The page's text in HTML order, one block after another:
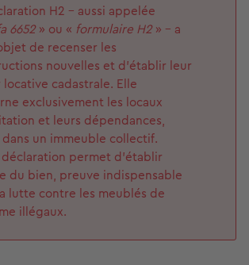
H2 – aussi appelée
6652 » ou « formulaire H2 » – a
de recenser les
nouvelles et d’établir leur
cadastrale. Elle
exclusivement les locaux
et leurs dépendances,
un immeuble collectif.
permet d’établir
du bien, preuve indispensable
lutte contre les meublés de
illégaux.